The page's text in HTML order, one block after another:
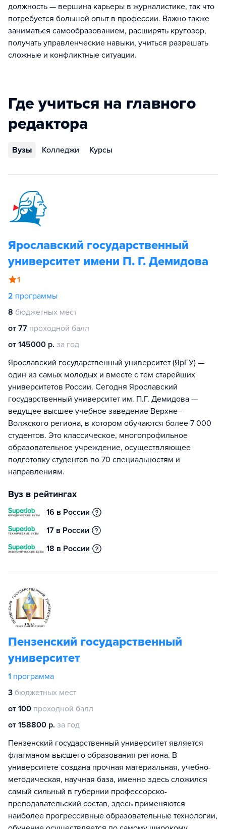
должность — вершина карьеры в журналистике, так что
потребуется большой опыт в профессии. Важно также
заниматься самообразованием, расширять кругозор,
получать управленческие навыки, учиться разрешать
сложные и конфликтные ситуации.
Где учиться на главного
редактора
Вузы Колледжи Курсы
Ярославский государственный
университет имени П. Г. Демидова
1
2 программы
8 бюджетных мест
от 77 проходной балл
от 145000 р. за год
Ярославский государственный университет (ЯрГУ) —
один из самых молодых и вместе с тем старейших
университетов России. Сегодня Ярославский
государственный университет им. П.Г. Демидова —
ведущее высшее учебное заведение Верхне–
Волжского региона, в котором обучаются более 7 000
студентов. Это классическое, многопрофильное
образовательное учреждение, осуществляющее
подготовку студентов по 70 специальностям и
направлениям.
Вуз в рейтингах
16 в России
17 в России
18 в России
Пензенский государственный
университет
1 программа
3 бюджетных мест
от 100 проходной балл
от 158800 р. за год
Пензенский государственный университет является
флагманом высшего образования региона. В
университете создана прочная материальная, учебно-
методическая, научная база, именно здесь сложился
самый сильный в губернии профессорско-
преподавательский состав, здесь применяются
наиболее прогрессивные образовательные технологии,